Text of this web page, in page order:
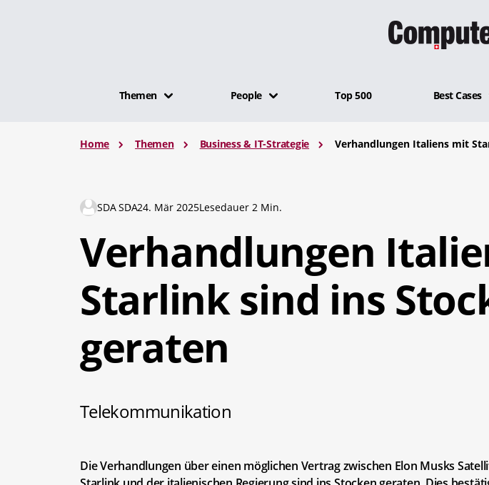
Themen People Top 500 Best Cases
Home Themen Business & IT-Strategie Verhandlungen Italiens mit
SDA SDA24. Mär 2025Lesedauer 2 Min.
Verhandlungen
Starlink sind ins
geraten
Telekommunikation
Die Verhandlungen über einen möglichen Vertrag zwischen Elon Musks